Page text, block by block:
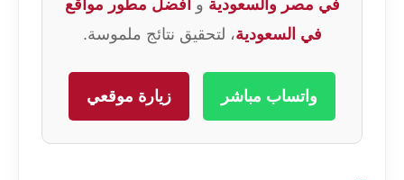
في مصر والسعودية و أفضل مطور مواقع
في السعودية، لتحقيق نتائج ملموسة.
واتساب مباشر زيارة موقعي